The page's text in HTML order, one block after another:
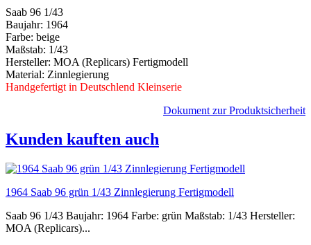
Saab 96 1/43
Baujahr: 1964
Farbe: beige
Maßstab: 1/43
Hersteller: MOA (Replicars) Fertigmodell
Material: Zinnlegierung
Handgefertigt in Deutschlend Kleinserie
Dokument zur Produktsicherheit
Kunden kauften auch
1964 Saab 96 grün 1/43 Zinnlegierung Fertigmodell
Saab 96 1/43 Baujahr: 1964 Farbe: grün Maßstab: 1/43 Hersteller:
MOA (Replicars)...